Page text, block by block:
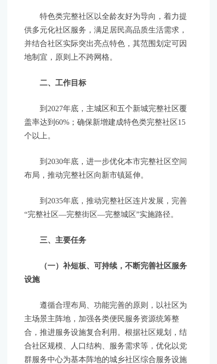
特色类完整社区以全龄友好为导向，着力提
供多元化社区服务，满足居民高品质生活需求，
并结合社区实际突出亮点特色，其范围划定可因
地制宜，原则上不跨网格。
二、工作目标
到2027年底，主城区和五个新城完整社区覆
盖率达到60%；确保新增建成特色类完整社区15
个以上。
到2030年底，进一步优化本市完整社区空间
布局，推动完整社区向新市镇延伸。
到2035年底，推动完整社区连片发展，完善
“完整社区—完整街区—完整城区”实施路径。
三、主要任务
（一）补短板、可持续，不断完善社区服务
设施
遵循合理布局、功能完善的原则，以社区为
主场景主阵地，加强各类便民服务资源统筹整
合，推进服务设施复合利用。根据社区规划，结
合社区规模、人口结构、服务需求等，优化以党
群服务中心为基本阵地的城乡社区综合服务设施